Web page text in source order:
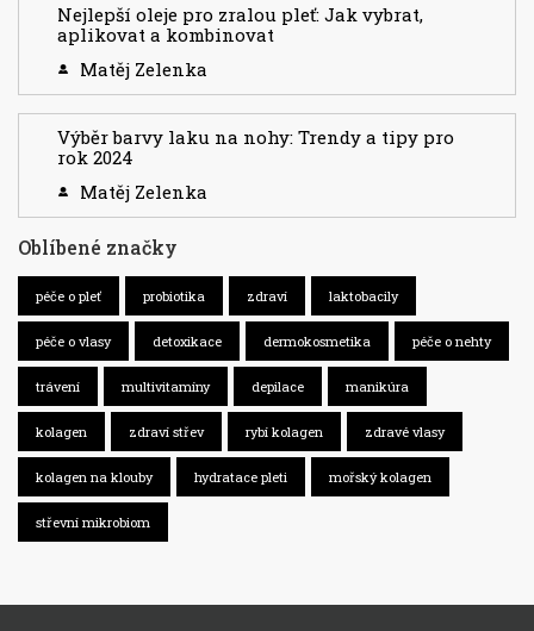
Nejlepší oleje pro zralou pleť: Jak vybrat,
aplikovat a kombinovat
Matěj Zelenka
Výběr barvy laku na nohy: Trendy a tipy pro
rok 2024
Matěj Zelenka
Oblíbené značky
péče o pleť probiotika zdraví laktobacily
péče o vlasy detoxikace dermokosmetika péče o nehty
trávení multivitamíny depilace manikúra
kolagen zdraví střev rybí kolagen zdravé vlasy
kolagen na klouby hydratace pleti mořský kolagen
střevní mikrobiom